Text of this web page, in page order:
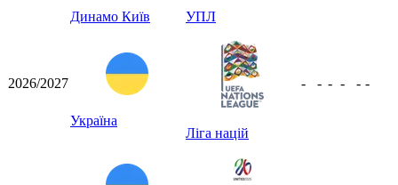
Динамо Київ УПЛ
2026/2027
Україна
Ліга націй
- - - - - -